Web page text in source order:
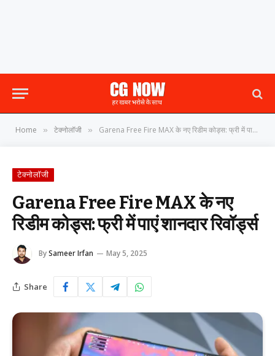
Home » टेक्नोलॉजी » Garena Free Fire MAX के नए रिडीम कोड्स: फ्री में पाएं शानदार रिवॉर्ड्स
टेक्नोलॉजी
Garena Free Fire MAX के नए
रिडीम कोड्स: फ्री में पाएं शानदार रिवॉर्ड्स
BySameer Irfan May 5, 2025
Share